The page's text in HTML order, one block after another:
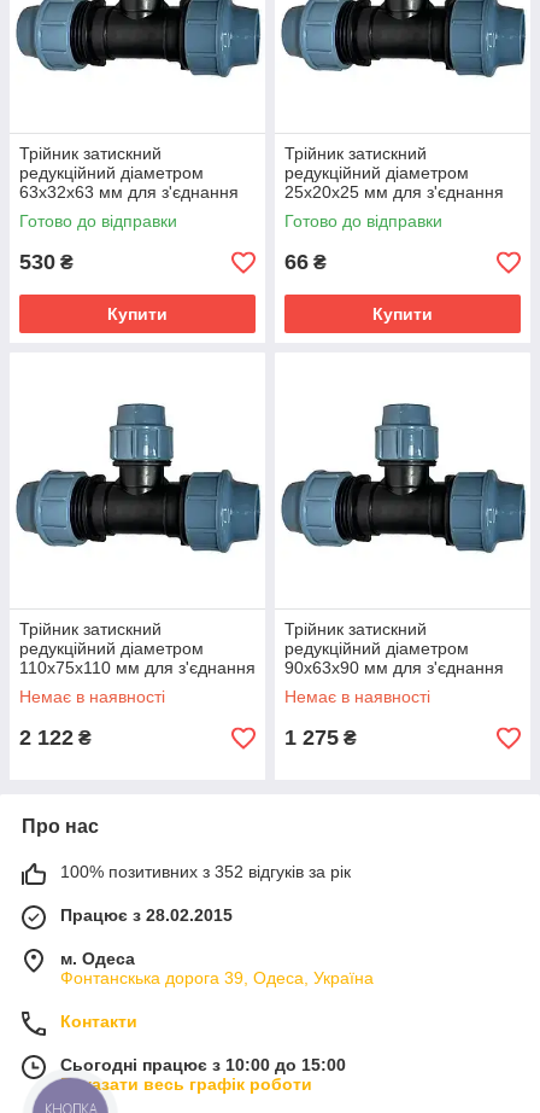
Трійник затискний
редукційний діаметром
63х32х63 мм для з'єднання
поліетиленових труб
Готово до відправки
530 ₴
Купити
Трійник затискний
редукційний діаметром
25х20х25 мм для з'єднання
поліетиленових труб
Готово до відправки
66 ₴
Купити
Трійник затискний
редукційний діаметром
110х75х110 мм для з'єднання
поліетиленових труб
Немає в наявності
2 122 ₴
Трійник затискний
редукційний діаметром
90х63х90 мм для з'єднання
поліетиленових труб
Немає в наявності
1 275 ₴
Про нас
100% позитивних з 352 відгуків за рік
Працює з 28.02.2015
м. Одеса
Фонтанскька дорога 39, Одеса, Україна
Контакти
Сьогодні працює з 10:00 до 15:00
Показати весь графік роботи
КНОПКА